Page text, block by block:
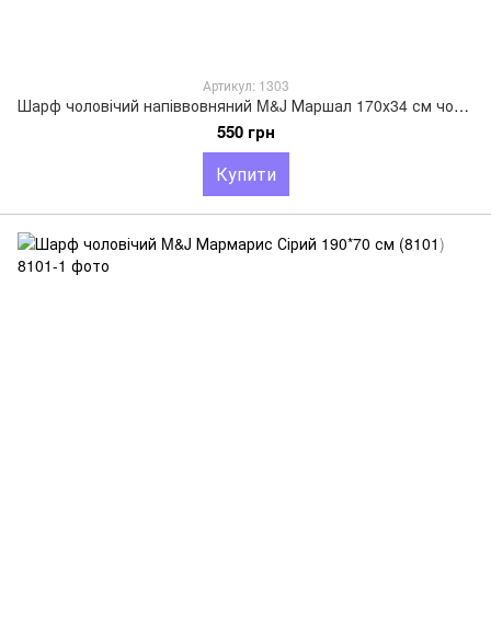
Артикул: 1303
Шарф чоловічий напіввовняний M&J Маршал 170х34 см чорний/сірий/коричневий 1303
550 грн
Купити